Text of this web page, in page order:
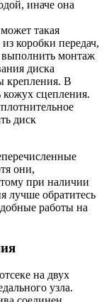
иначе она
такая
коробки передач,
выполнить монтаж
диска
крепления. В
кожух сцепления.
диск
они,
при наличии
лучше обратитесь
работы на
на двух
узла.